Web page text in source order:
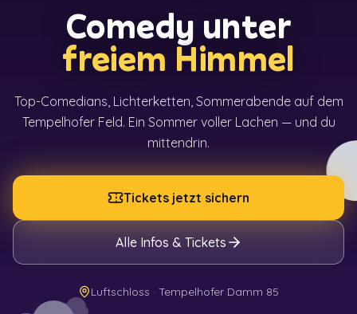
Comedy unter
freiem Himmel
Top-Comedians, Lichterketten, Sommerabende auf dem
Tempelhofer Feld. Ein Sommer voller Lachen — und du
mittendrin.
Tickets jetzt sichern
Alle Infos & Tickets
Luftschloss · Tempelhofer Damm 85